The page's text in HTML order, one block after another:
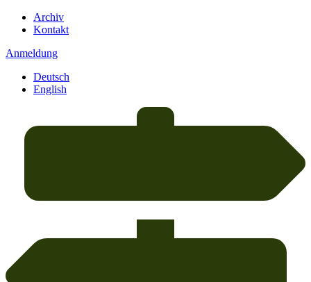
Archiv
Kontakt
Anmeldung
Deutsch
English